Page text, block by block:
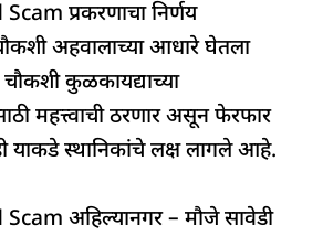
k
e
dI
n
re
a
d
s
e
g
ra
m
ar
e
प्रकरणाचा निर्णय
अहवालाच्या आधारे घेतला
कुळकायद्याच्या
महत्त्वाची ठरणार असून फेरफार
याकडे स्थानिकांचे लक्ष लागले आहे.
अहिल्यानगर – मौजे सावेडी